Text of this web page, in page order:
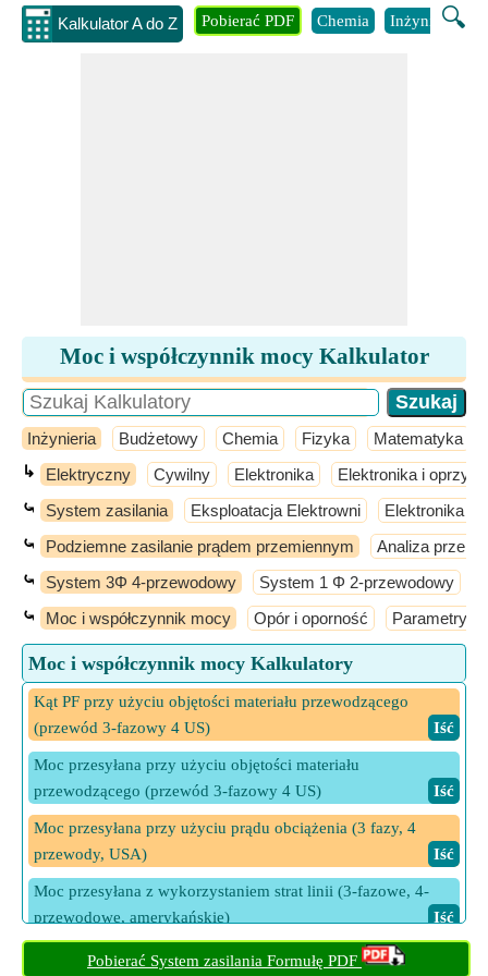
Kalkulator A do Z 🔍
Pobierać PDF Chemia Inżynieria
Moc i współczynnik mocy Kalkulator
Inżynieria Budżetowy Chemia Fizyka Matematyka
↳ Elektryczny Cywilny Elektronika Elektronika i
⤿ System zasilania Eksploatacja Elektrowni Elektronika
⤿ Podziemne zasilanie prądem przemiennym Analiza
⤿ System 3Φ 4-przewodowy System 1 Φ 2-przewodowy
⤿ Moc i współczynnik mocy Opór i oporność Parametry
Moc i współczynnik mocy Kalkulatory
Kąt PF przy użyciu objętości materiału przewodzącego
(przewód 3-fazowy 4 US)
​ Iść
Moc przesyłana przy użyciu objętości materiału
przewodzącego (przewód 3-fazowy 4 US)
​ Iść
Moc przesyłana przy użyciu prądu obciążenia (3 fazy, 4
przewody, USA)
​ Iść
Moc przesyłana z wykorzystaniem strat linii (3-fazowe, 4-
przewodowe, amerykańskie)
​ Iść
Moc przesyłana za pomocą obszaru przekroju X (3-fazowe 4-
Pobierać System zasilania Formułę PDF